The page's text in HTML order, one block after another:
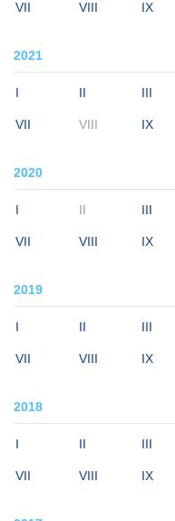
VII VIII IX
2021
I II III
VII VIII IX
2020
I II III
VII VIII IX
2019
I II III
VII VIII IX
2018
I II III
VII VIII IX